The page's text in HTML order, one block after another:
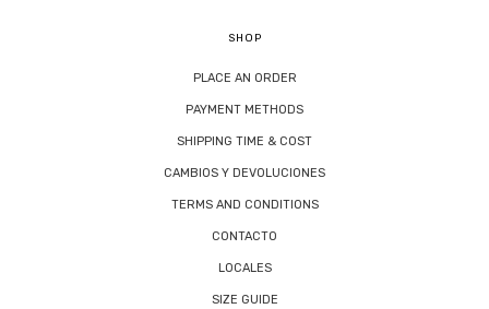
SHOP
PLACE AN ORDER
PAYMENT METHODS
SHIPPING TIME & COST
CAMBIOS Y DEVOLUCIONES
TERMS AND CONDITIONS
CONTACTO
LOCALES
SIZE GUIDE